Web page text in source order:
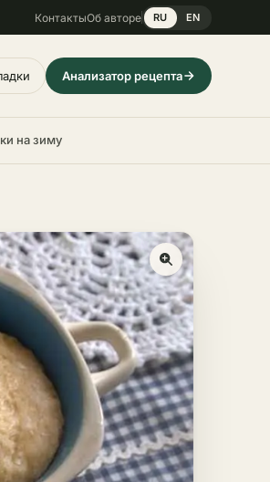
КонтактыОб авторе RU EN
Анализатор рецепта
на зиму